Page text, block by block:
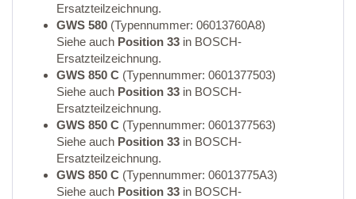
Ersatzteilzeichnung.
GWS 580 (Typennummer: 06013760A8)
Siehe auch Position 33 in BOSCH-
Ersatzteilzeichnung.
GWS 850 C (Typennummer: 0601377503)
Siehe auch Position 33 in BOSCH-
Ersatzteilzeichnung.
GWS 850 C (Typennummer: 0601377563)
Siehe auch Position 33 in BOSCH-
Ersatzteilzeichnung.
GWS 850 C (Typennummer: 06013775A3)
Siehe auch Position 33 in BOSCH-